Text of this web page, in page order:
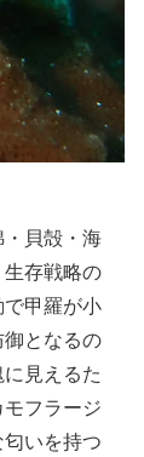
・貝殻・海
存戦略の
甲羅が小
御となるの
見えるた
フラージ
いを持つ